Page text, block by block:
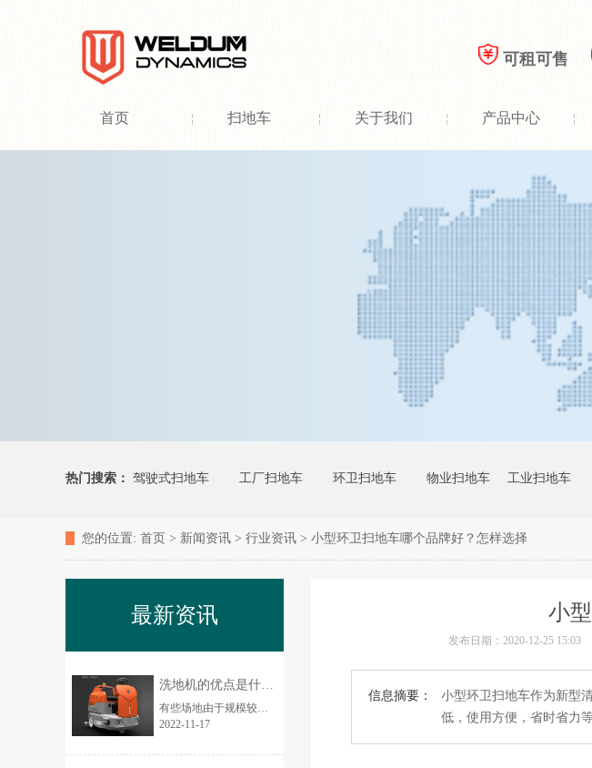
可租可售
首页 扫地车 关于我们 产品中心
热门搜索： 驾驶式扫地车 工厂扫地车 环卫扫地车 物业扫地车 工业扫地车
您的位置: 首页 > 新闻资讯 > 行业资讯 > 小型环卫扫地车哪个品牌好？怎样选择
小
发布日期：2020-12-25 15:03
信息摘要：
小型环卫扫地车作为新型
低，使用方便，省时省力
最新资讯
洗地机的优点是什么？为何让更多人使用
有些场地由于规模较大，所需人力就更多，在此环境中还导致人员清洁繁琐费力，危险性大。...
2022-11-17